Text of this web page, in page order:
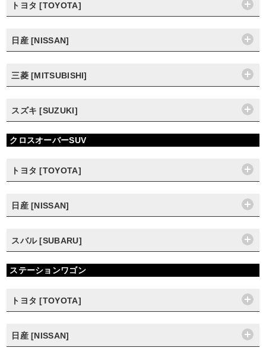
トヨタ [TOYOTA]
日産 [NISSAN]
三菱 [MITSUBISHI]
スズキ [SUZUKI]
クロスオーバーSUV
トヨタ [TOYOTA]
日産 [NISSAN]
スバル [SUBARU]
ステーションワゴン
トヨタ [TOYOTA]
日産 [NISSAN]